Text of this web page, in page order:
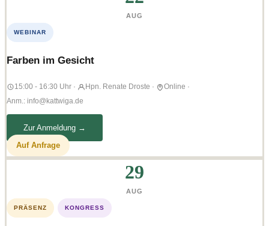
AUG
WEBINAR
Farben im Gesicht
15:00 - 16:30 Uhr · Hpn. Renate Droste · Online ·
Anm.: info@kattwiga.de
Zur Anmeldung →
Auf Anfrage
29
AUG
PRÄSENZ KONGRESS